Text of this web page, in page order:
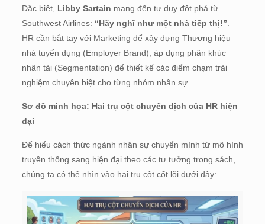
Đặc biệt, Libby Sartain mang đến tư duy đột phá từ
Southwest Airlines: “Hãy nghĩ như một nhà tiếp thị!”
HR cần bắt tay với Marketing để xây dựng Thương hiệu
nhà tuyển dụng (Employer Brand), áp dụng phân khúc
nhân tài (Segmentation) để thiết kế các điểm chạm trải
nghiệm chuyên biệt cho từng nhóm nhân sự.
Sơ đồ minh họa: Hai trụ cột chuyển dịch của HR hiện
đại
Để hiểu cách thức ngành nhân sự chuyển mình từ mô hình
truyền thống sang hiện đại theo các tư tưởng trong sách,
chúng ta có thể nhìn vào hai trụ cột cốt lõi dưới đây: